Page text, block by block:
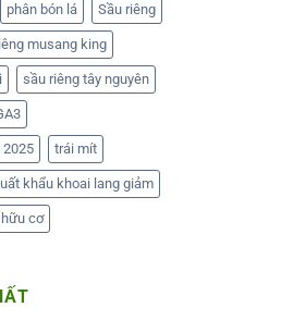
phân bón lá Sầu riêng
musang king
sầu riêng tây nguyên
2025 trái mít
khẩu khoai lang giảm
cơ